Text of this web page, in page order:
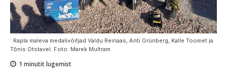
: Rapla maleva medalivõitjad Valdu Reinaas, Anti Grünberg, Kalle Toomet ja
Tõnis Otstavel. Foto: Marek Multram
1 minutit lugemist